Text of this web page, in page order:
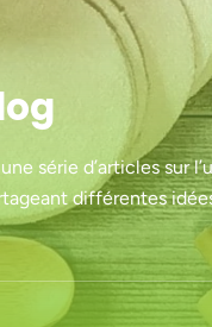
série d’articles sur
différentes